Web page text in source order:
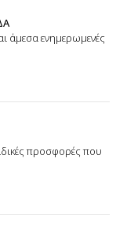
άμεσα ενημερωμενές
προσφορές που